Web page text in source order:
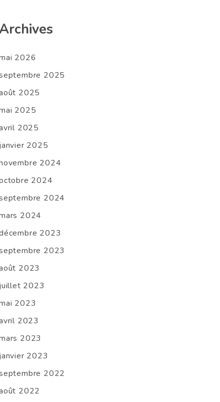
2026
2025
2025
2025
2025
janvier 2025
2024
2024
2024
2024
2023
2023
2023
juillet 2023
2023
2023
2023
janvier 2023
2022
2022